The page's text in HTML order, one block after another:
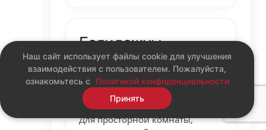
Если важны
комфорт и длинная
доска
Для просторной комнаты,
Наш сайт использует файлы cookie для улучшения
взаимодействия с пользователем. Пожалуйста,
ознакомьтесь с
Политикой конфиденциальности
Принять